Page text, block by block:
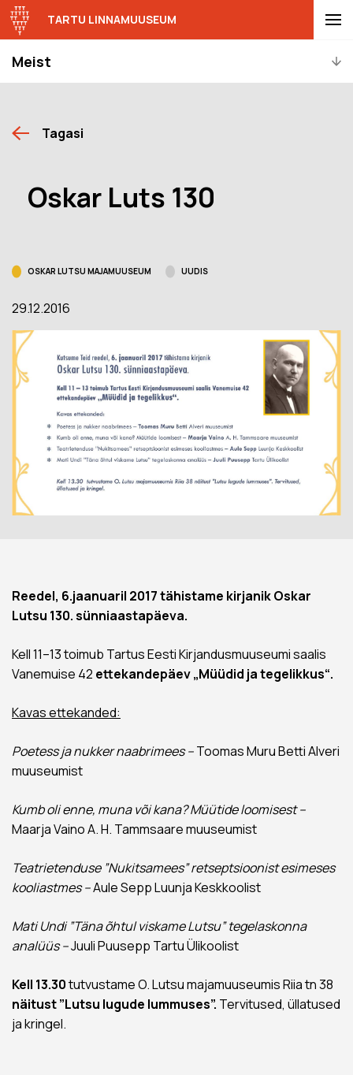
Meist
TARTU LINNAMUUSEUM
Tagasi
Oskar Luts 130
OSKAR LUTSU MAJAMUUSEUM UUDIS
29.12.2016
Reedel, 6.jaanuaril 2017 tähistame kirjanik Oskar
Lutsu 130. sünniaastapäeva.
Kell 11–13 toimub Tartus Eesti Kirjandusmuuseumi saalis
Vanemuise 42 ettekandepäev„Müüdid ja tegelikkus“.
Kavas ettekanded:
Poetess ja nukker naabrimees –Toomas Muru Betti Alveri
muuseumist
Kumb oli enne, muna või kana? Müütide loomisest –
Maarja Vaino A. H. Tammsaare muuseumist
Teatrietenduse ”Nukitsamees” retseptsioonist esimeses
kooliastmes –Aule Sepp Luunja Keskkoolist
Mati Undi ”Täna õhtul viskame Lutsu” tegelaskonna
analüüs –Juuli Puusepp Tartu Ülikoolist
Kell 13.30tutvustame O. Lutsu majamuuseumis Riia tn 38
näitust ”Lutsu lugude lummuses”. Tervitused, üllatused
ja kringel.